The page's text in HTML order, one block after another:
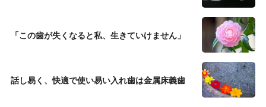
「この歯が失くなると私、生きていけません」
話し易く、快適で使い易い入れ歯は金属床義歯